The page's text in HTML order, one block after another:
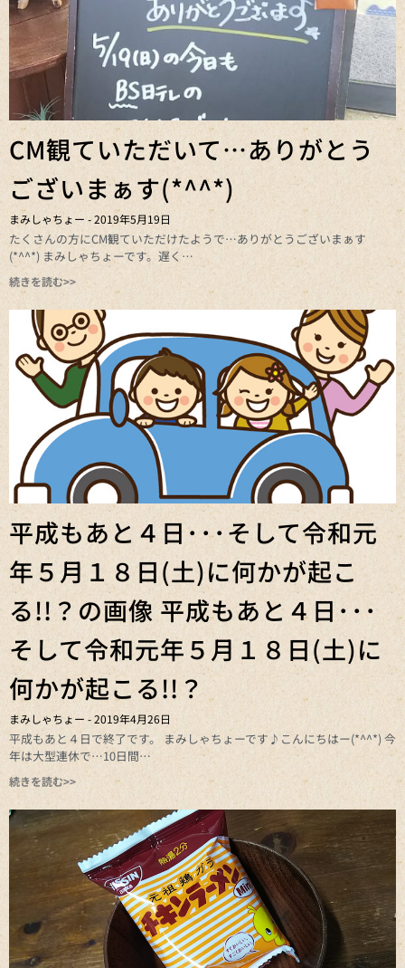
CM観ていただいて…ありがとう
ございまぁす(*^^*)
まみしゃちょー 2019年5月19日
たくさんの方にCM観ていただけたようで…ありがとうございまぁす
(*^^*) まみしゃちょーです。遅く
続きを読む>>
平成もあと４日･･･そして令和元
年５月１８日(土)に何かが起こ
る!!？の画像 平成もあと４日･･･
そして令和元年５月１８日(土)に
何かが起こる!!？
まみしゃちょー 2019年4月26日
平成もあと４日で終了です。 まみしゃちょーです♪こんにちはー(*^^*) 今
年は大型連休で…10日間
続きを読む>>